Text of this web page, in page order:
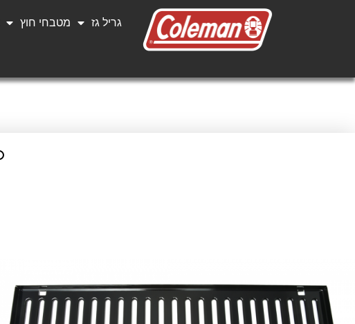
גריל גז מטבחי חוץ